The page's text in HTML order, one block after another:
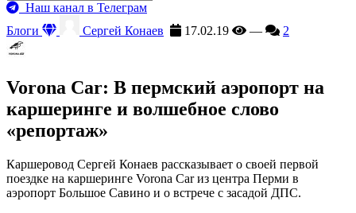
Наш канал в Телеграм
Блоги
Сергей Конаев 17.02.19 — 2
Vorona Car: В пермский аэропорт на
каршеринге и волшебное слово
«репортаж»
Каршеровод Сергей Конаев рассказывает о своей первой
поездке на каршеринге Vorona Car из центра Перми в
аэропорт Большое Савино и о встрече с засадой ДПС.